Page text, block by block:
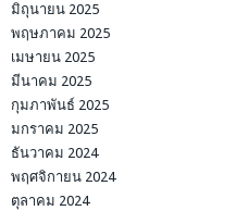
มิถุนายน 2025
พฤษภาคม 2025
เมษายน 2025
มีนาคม 2025
กุมภาพันธ์ 2025
มกราคม 2025
ธันวาคม 2024
พฤศจิกายน 2024
ตุลาคม 2024